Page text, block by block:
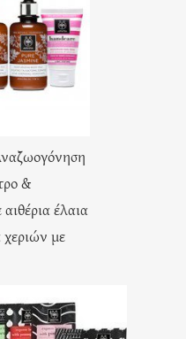
&
έλαια
με